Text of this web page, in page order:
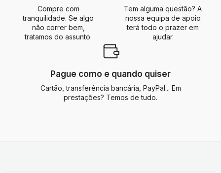
Compre com
tranquilidade. Se algo
não correr bem,
tratamos do assunto.
Tem alguma questão? A
nossa equipa de apoio
terá todo o prazer em
ajudar.
Pague como e quando quiser
Cartão, transferência bancária, PayPal... Em
prestações? Temos de tudo.